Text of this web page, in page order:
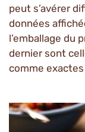
peut s’avérer
données
l’emballage du
dernier sont
comme